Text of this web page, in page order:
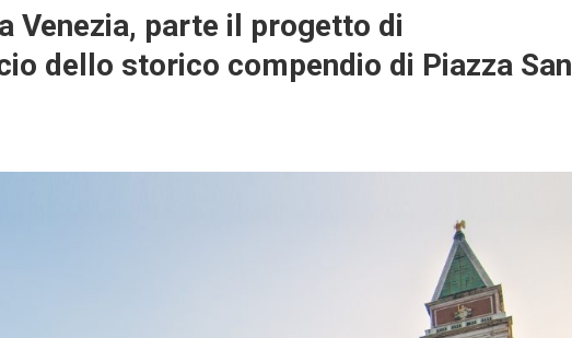
Venezia, parte il progetto di
dello storico compendio di Piazza San